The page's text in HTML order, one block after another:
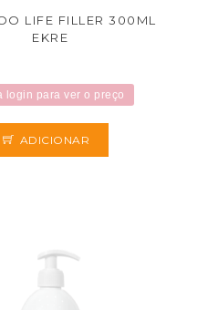
LIFE FILLER 300ML
EKRE
login para ver o preço
ADICIONAR